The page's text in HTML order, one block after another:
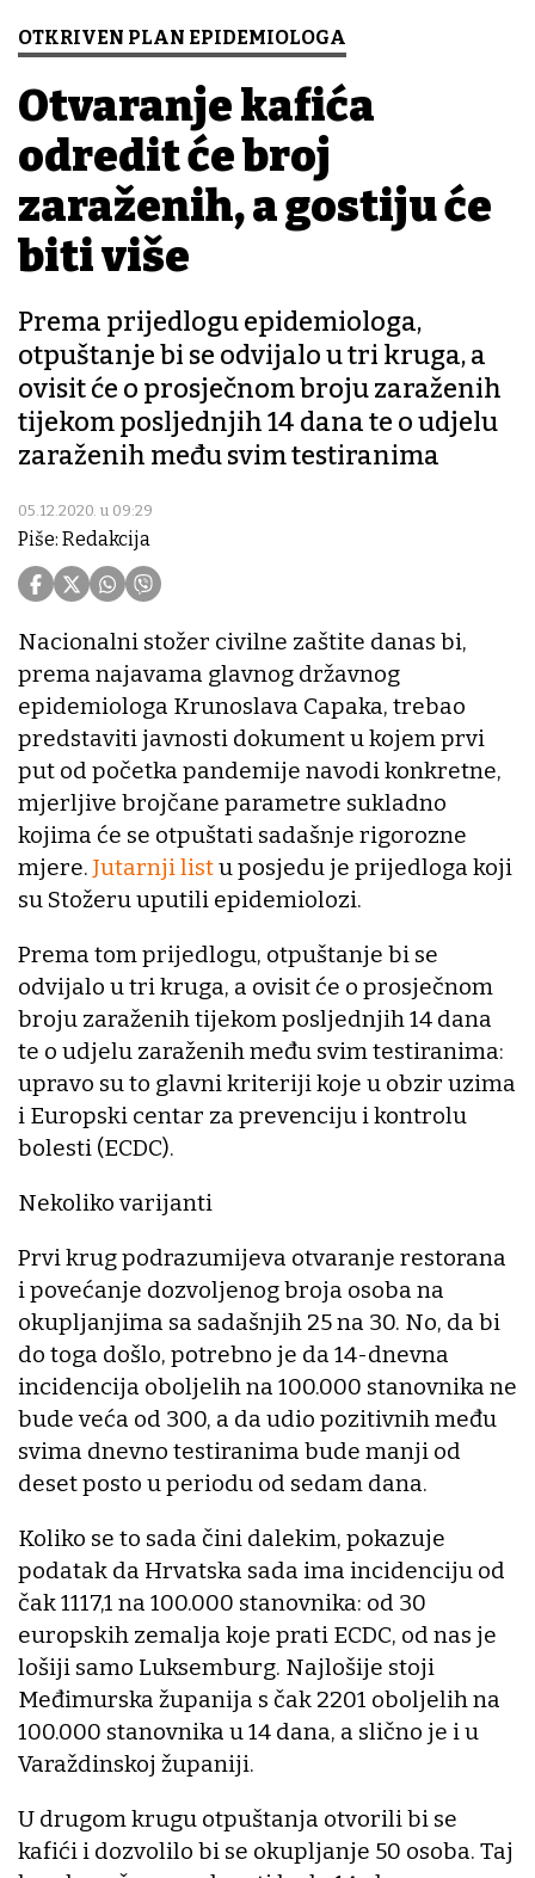
OTKRIVEN PLAN EPIDEMIOLOGA
Otvaranje kafića
odredit će broj
zaraženih, a gostiju će
biti više
Prema prijedlogu epidemiologa,
otpuštanje bi se odvijalo u tri kruga, a
ovisit će o prosječnom broju zaraženih
tijekom posljednjih 14 dana te o udjelu
zaraženih među svim testiranima
05.12.2020. u 09:29
Piše: Redakcija
Nacionalni stožer civilne zaštite danas bi,
prema najavama glavnog državnog
epidemiologa Krunoslava Capaka, trebao
predstaviti javnosti dokument u kojem prvi
put od početka pandemije navodi konkretne,
mjerljive brojčane parametre sukladno
kojima će se otpuštati sadašnje rigorozne
mjere. Jutarnji listu posjedu je prijedloga koji
su Stožeru uputili epidemiolozi.
Prema tom prijedlogu, otpuštanje bi se
odvijalo u tri kruga, a ovisit će o prosječnom
broju zaraženih tijekom posljednjih 14 dana
te o udjelu zaraženih među svim testiranima:
upravo su to glavni kriteriji koje u obzir uzima
i Europski centar za prevenciju i kontrolu
bolesti (ECDC).
Nekoliko varijanti
Prvi krug podrazumijeva otvaranje restorana
i povećanje dozvoljenog broja osoba na
okupljanjima sa sadašnjih 25 na 30. No, da bi
do toga došlo, potrebno je da 14-dnevna
incidencija oboljelih na 100.000 stanovnika ne
bude veća od 300, a da udio pozitivnih među
svima dnevno testiranima bude manji od
deset posto u periodu od sedam dana.
Koliko se to sada čini dalekim, pokazuje
podatak da Hrvatska sada ima incidenciju od
čak 1117,1 na 100.000 stanovnika: od 30
europskih zemalja koje prati ECDC, od nas je
lošiji samo Luksemburg. Najlošije stoji
Međimurska županija s čak 2201 oboljelih na
100.000 stanovnika u 14 dana, a slično je i u
Varaždinskoj županiji.
U drugom krugu otpuštanja otvorili bi se
kafići i dozvolilo bi se okupljanje 50 osoba. Taj